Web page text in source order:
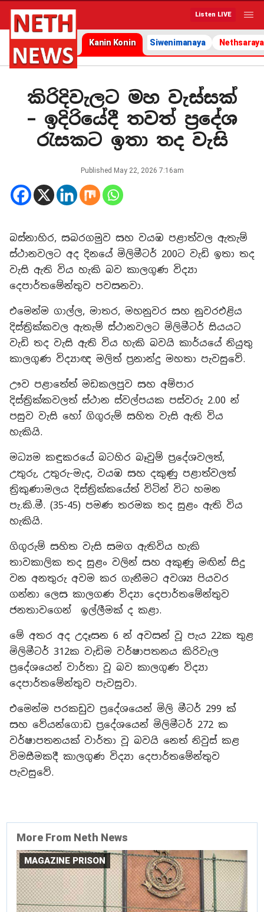
Listen LIVE
Kanin Konin Siwenimanaya Nethsaraya
කිරිදිවැලට මහ වැස්සක්
– ඉදිරියේදී තවත් ප්‍රදේශ
රැසකට ඉතා තද වැසි
Published May 22, 2026 7:16am
බස්නාහිර, සබරගමුව සහ වයඹ පළාත්වල ඇතැම්
ස්ථානවලට අද දිනයේ මිලිමීටර් 200ට වැඩි ඉතා තද
වැසි ඇති විය හැකි බව කාලගුණ විද්‍යා
දෙපාර්තමේන්තුව පවසනවා.
එමෙන්ම ගාල්ල, මාතර, මහනුවර සහ නුවරඑළිය
දිස්ත්‍රික්කවල ඇතැම් ස්ථානවලට මිලිමීටර් සියයට
වැඩි තද වැසි ඇති විය හැකි බවයි කාර්යයේ නියුතු
කාලගුණ විද්‍යාඥ මලිත් ප්‍රනාන්දු මහතා පැවසුවේ.
ඌව පළාතේත් මඩකලපුව සහ අම්පාර
දිස්ත්‍රික්කවලත් ස්ථාන ස්වල්පයක පස්වරු 2.00 න්
පසුව වැසි හෝ ගිගුරුම් සහිත වැසි ඇති විය
හැකියි.
මධ්‍යම කඳුකරයේ බටහිර බෑවුම් ප්‍රදේශවලත්,
උතුරු, උතුරු-මැද, වයඹ සහ දකුණු පළාත්වලත්
ත්‍රිකුණාමලය දිස්ත්‍රික්කයේත් විටින් විට හමන
පැ.කි.මී. (35-45) පමණ තරමක තද සුළං ඇති විය
හැකියි.
ගිගුරුම් සහිත වැසි සමග ඇතිවිය හැකි
තාවකාලික තද සුළං වලින් සහ අකුණු මඟින් සිදු
වන අනතුරු අවම කර ගැනීමට අවශ්‍ය පියවර
ගන්නා ලෙස කාලගණ විද්‍යා දෙපාර්තමේන්තුව
ජනතාවගෙන් ඉල්ලීමක් ද කළා.
මේ අතර අද උදෑසන 6 න් අවසන් වූ පැය 22ක තුළ
මිලිමීටර් 312ක වැඩිම වර්ෂාපතනය කිරිවැල
ප්‍රදේශයෙන් වාර්තා වූ බව කාලගුණ විද්‍යා
දෙපාර්තමේන්තුව පැවසුවා.
එමෙන්ම පරකඩුව ප්‍රදේශයෙන් මිලි මීටර් 299 ක්
සහ වේයන්ගොඩ ප්‍රදේශයෙන් මිලිමීටර් 272 ක
වර්ෂාපතනයක් වාර්තා වූ බවයි නෙත් නිවුස් කළ
විමසීමකදී කාලගුණ විද්‍යා දෙපාර්තමේන්තුව
පැවසුවේ.
More From Neth News
MAGAZINE PRISON